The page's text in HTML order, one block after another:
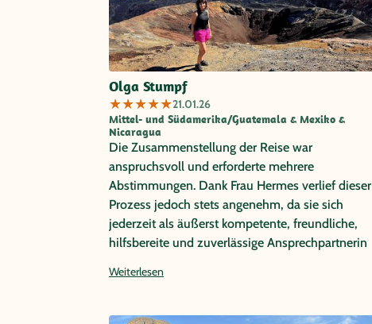
Olga Stumpf
★★★★★21.01.26
Mittel- und Südamerika/Guatemala & Mexiko &
Nicaragua
Die Zusammenstellung der Reise war
anspruchsvoll und erforderte mehrere
Abstimmungen. Dank Frau Hermes verlief dieser
Prozess jedoch stets angenehm, da sie sich
jederzeit als äußerst kompetente, freundliche,
hilfsbereite und zuverlässige Ansprechpartnerin
Weiterlesen